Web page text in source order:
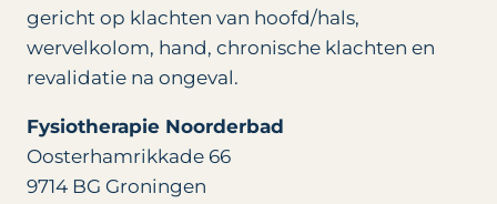
gericht op klachten van hoofd/hals,
wervelkolom, hand, chronische klachten en
revalidatie na ongeval.
Fysiotherapie Noorderbad
Oosterhamrikkade 66
9714 BG Groningen